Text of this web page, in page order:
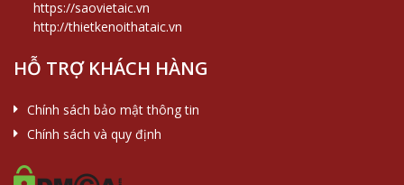
https://saovietaic.vn
http://thietkenoithataic.vn
HỖ TRỢ KHÁCH HÀNG
Chính sách bảo mật thông tin
Chính sách và quy định